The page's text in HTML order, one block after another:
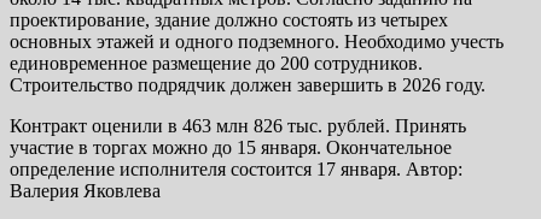
проектирование, здание должно состоять из четырех
основных этажей и одного подземного. Необходимо учесть
единовременное размещение до 200 сотрудников.
Строительство подрядчик должен завершить в 2026 году.
Контракт оценили в 463 млн 826 тыс. рублей. Принять
участие в торгах можно до 15 января. Окончательное
определение исполнителя состоится 17 января. Автор:
Валерия Яковлева